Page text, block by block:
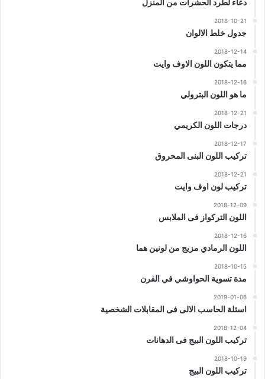
دعاء لطرد الحشرات من المنزل
2018-10-21
جدول خلط الالوان
2018-12-14
مما يتكون اللون الاوف وايت
2018-12-16
ما هو اللون البترولي
2018-12-21
درجات اللون الكريمي
2018-12-17
تركيب اللون البنى المحروق
2018-12-21
تركيب لون اوف وايت
2018-12-09
اللون التركواز فى الملابس
2018-12-16
اللون الرمادي مزيج من لونين هما
2018-10-15
مدة تسوية الحواوشي في الفرن
2019-01-06
اسئلة الحاسب الالى فى المقابلات الشخصية
2018-12-04
تركيب اللون البيج فى الدهانات
2018-10-19
تركيب اللون البيج